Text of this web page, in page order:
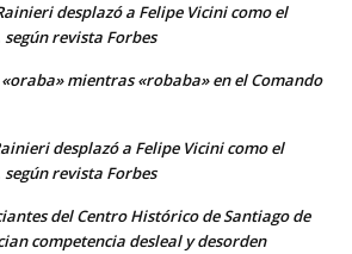
desplazó a Felipe Vicini como el
revista Forbes
mientras «robaba» en el Comando
desplazó a Felipe Vicini como el
revista Forbes
del Centro Histórico de Santiago de
competencia desleal y desorden